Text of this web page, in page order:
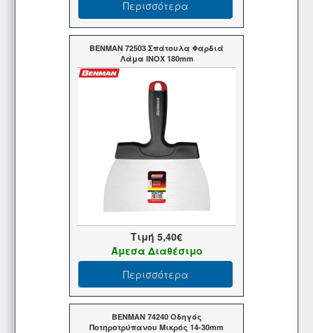
Περισσότερα
BENMAN 72503 Σπάτουλα Φαρδιά
Λάμα INOX 180mm
Τιμή 5,40€
Άμεσα Διαθέσιμο
Περισσότερα
BENMAN 74240 Οδηγός
Ποτηροτρύπανου Μικρός 14-30mm